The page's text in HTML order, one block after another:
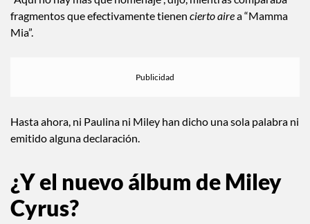
Un creador de contenido conocido en TikTok como
@historiadeunacanciónexplicó que, lejos de hablar de
plagio, estaríamos frente a un claro caso de tributo sonoro.
fragmentos que efectivamente tienen
Hasta ahora, ni Paulina ni Miley han dicho una sola palabra ni
emitido alguna declaración.